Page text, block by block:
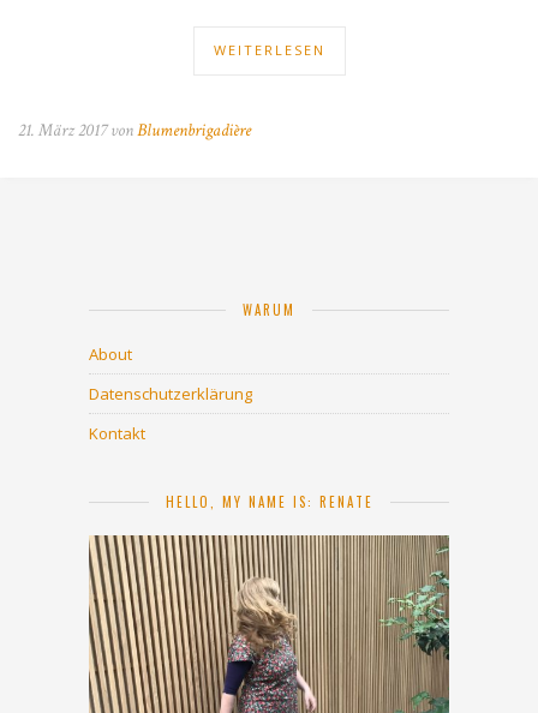
WEITERLESEN
21. März 2017 vonBlumenbrigadière
WARUM
About
Datenschutzerklärung
Kontakt
HELLO, MY NAME IS: RENATE